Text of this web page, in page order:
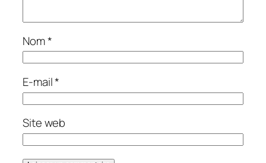
Nom*
E-mail*
Site web